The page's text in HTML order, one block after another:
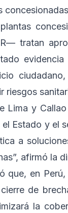
tratan
riesgos
Lima y
el Estado y el
a
afirmó la
que, en
de
la